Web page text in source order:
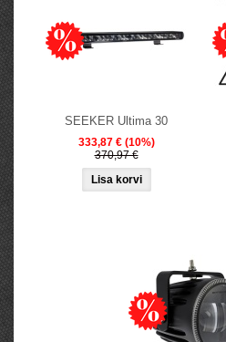
SEEKER Ultima 30
333,87 € (10%)
370,97 €